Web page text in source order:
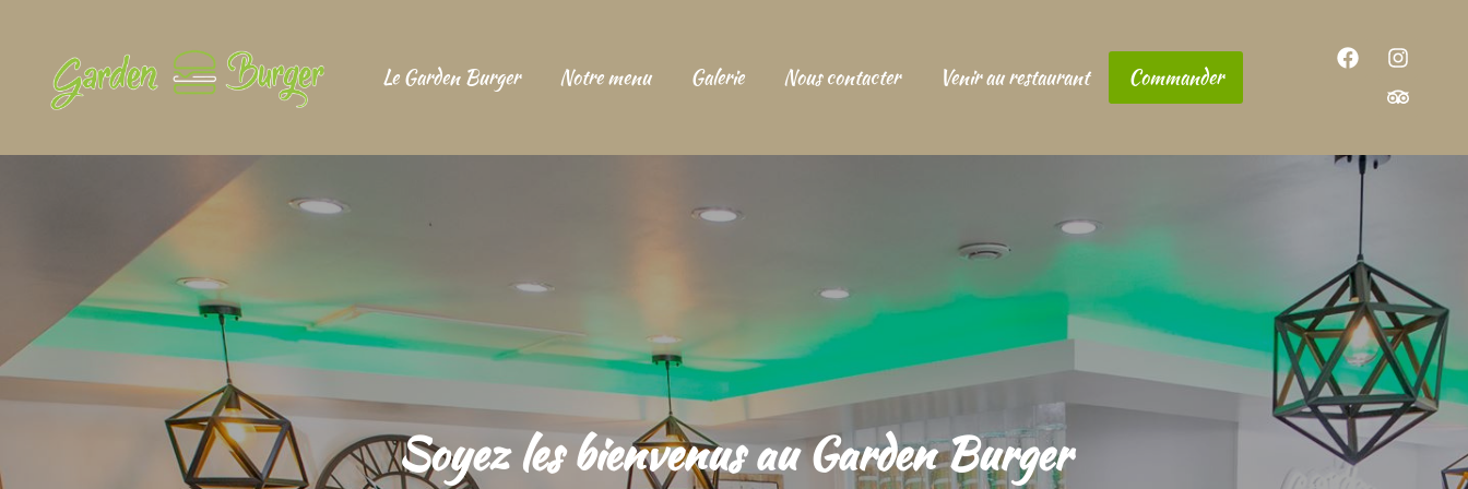
Le Garden Burger Notre menu Galerie Nous contacter Venir au restaurant Commander
Soyez les bienvenus au Garden Burger